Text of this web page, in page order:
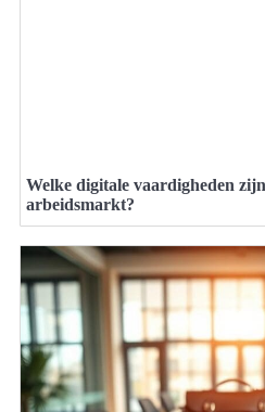
Welke digitale vaardigheden
arbeidsmarkt?